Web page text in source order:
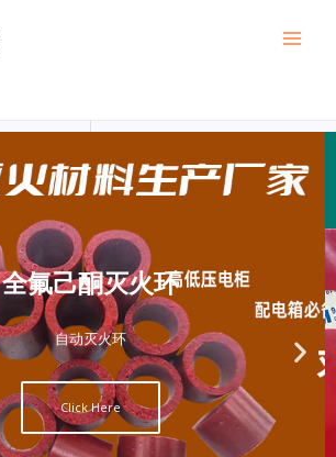
全氟己酮灭火环
自动灭火环
Click Here